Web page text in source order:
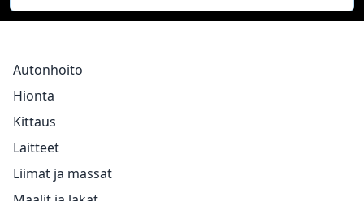
Autonhoito
Hionta
Kittaus
Laitteet
Liimat ja massat